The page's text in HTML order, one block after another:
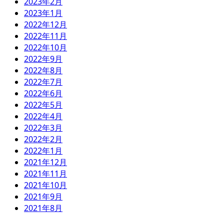
2023年1月
2022年12月
2022年11月
2022年10月
2022年9月
2022年8月
2022年7月
2022年6月
2022年5月
2022年4月
2022年3月
2022年2月
2022年1月
2021年12月
2021年11月
2021年10月
2021年9月
2021年8月